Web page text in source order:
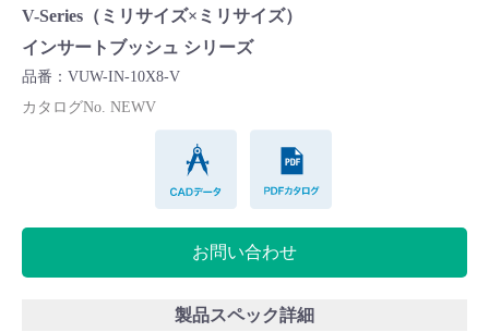
Cv値・流量計算ツール
製品動画一覧
バルブと継手のきほん
説明会・講習会
V-Series（ミリサイズ×ミリサイズ）
インサートブッシュ シリーズ
品番：VUW-IN-10X8-V
カタログNo. NEWV
お問い合わせ
製品スペック詳細